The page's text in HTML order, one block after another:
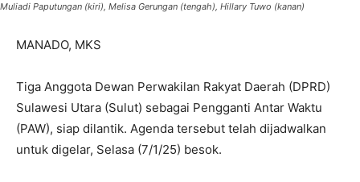
Muliadi Paputungan (kiri), Melisa Gerungan (tengah), Hillary Tuwo (kanan)
MANADO, MKS
Tiga Anggota Dewan Perwakilan Rakyat Daerah (DPRD)
Sulawesi Utara (Sulut) sebagai Pengganti Antar Waktu
(PAW), siap dilantik. Agenda tersebut telah dijadwalkan
untuk digelar, Selasa (7/1/25) besok.